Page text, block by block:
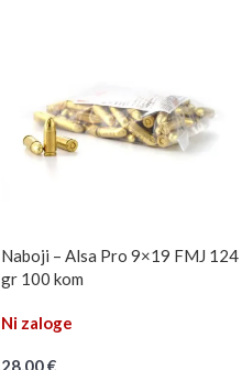
Naboji – Alsa Pro 9×19 FMJ 124
gr 100 kom
Ni zaloge
28,00€